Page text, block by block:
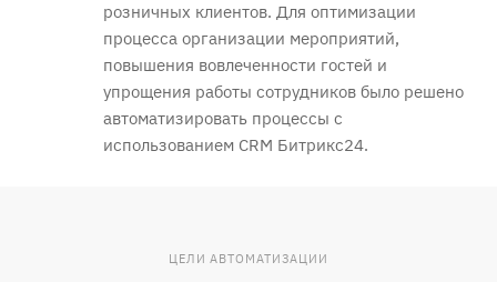
розничных клиентов. Для оптимизации
процесса организации мероприятий,
повышения вовлеченности гостей и
упрощения работы сотрудников было решено
автоматизировать процессы с
использованием CRM Битрикс24.
ЦЕЛИ АВТОМАТИЗАЦИИ